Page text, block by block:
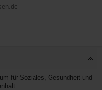
für Soziales, Gesundheit und